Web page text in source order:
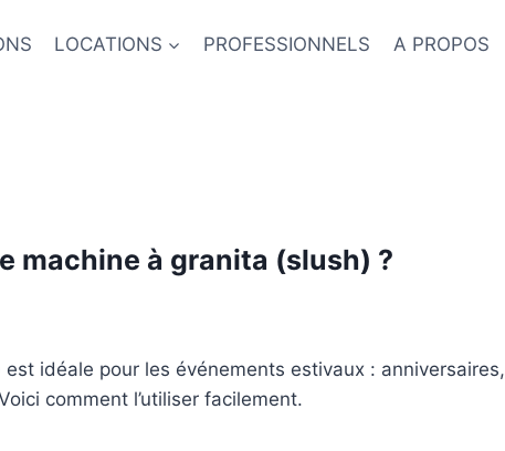
LOCATIONS PROFESSIONNELS A PROPOS
machine à granita (slush) ?
idéale pour les événements estivaux : anniversaires,
comment l’utiliser facilement.